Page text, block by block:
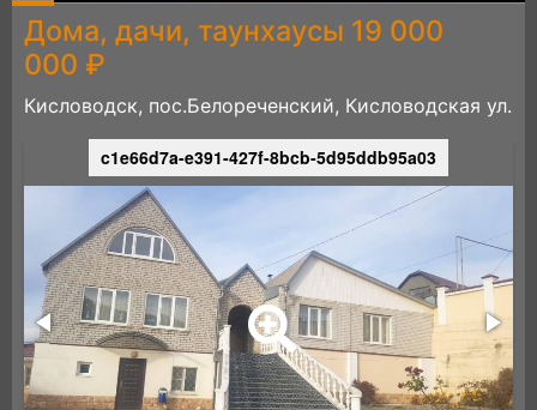
Дома, дачи, таунхаусы 19 000
000 ₽
Кисловодск, пос.Белореченский, Кисловодская ул.
c1e66d7a-e391-427f-8bcb-5d95ddb95a03